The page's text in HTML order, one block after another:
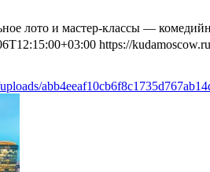
лото и мастер-классы —
https://